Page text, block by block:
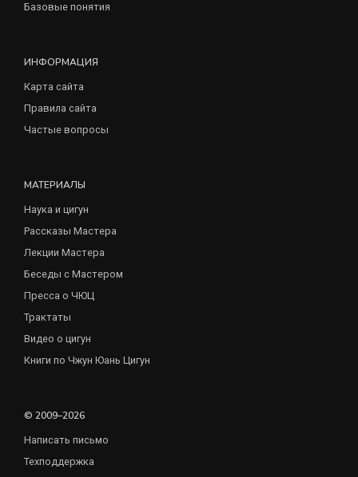
Базовые понятия
ИНФОРМАЦИЯ
Карта сайта
Правила сайта
Частые вопросы
МАТЕРИАЛЫ
Наука и цигун
Рассказы Мастера
Лекции Мастера
Беседы с Мастером
Пресса о ЧЮЦ
Трактаты
Видео о цигун
Книги по Чжун Юань Цигун
© 2009–2026
Написать письмо
Техподдержка